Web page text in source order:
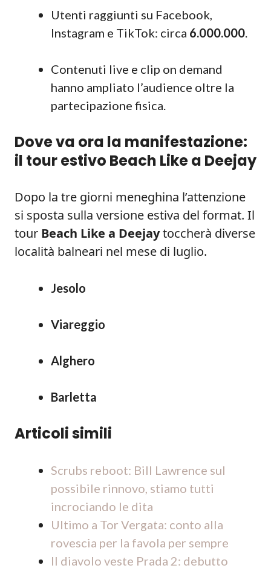
Utenti raggiunti su Facebook,
Instagram e TikTok: circa 6.000.000.
Contenuti live e clip on demand
hanno ampliato l’audience oltre la
partecipazione fisica.
Dove va ora la manifestazione:
il tour estivo Beach Like a Deejay
Dopo la tre giorni meneghina l’attenzione
si sposta sulla versione estiva del format. Il
tour Beach Like a Deejaytoccherà diverse
località balneari nel mese di luglio.
Jesolo
Viareggio
Alghero
Barletta
Articoli simili
Scrubs reboot: Bill Lawrence sul
possibile rinnovo, stiamo tutti
incrociando le dita
Ultimo a Tor Vergata: conto alla
rovescia per la favola per sempre
Il diavolo veste Prada 2: debutto